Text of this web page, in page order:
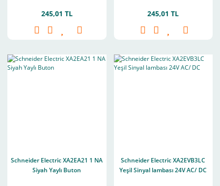
245,01 TL 245,01 TL
Schneider Electric XA2EA21 1 NA
Siyah Yaylı Buton
Schneider Electric XA2EVB3LC
Yeşil Sinyal lambası 24V AC/ DC